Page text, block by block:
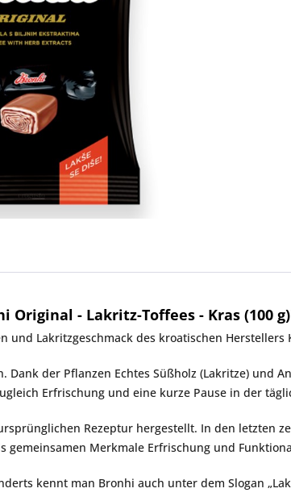
- Lakritz-Toffees - Kras (100
und Lakritzgeschmack des kroatischen Herstellers
Dank der Pflanzen Echtes Süßholz (Lakritze) und
Erfrischung und eine kurze Pause in der
Rezeptur hergestellt. In den letzten
gemeinsamen Merkmale Erfrischung und
kennt man Bronhi auch unter dem Slogan